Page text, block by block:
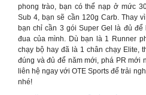
phong trào, bạn có thể nạp ở mức
Sub 4, bạn sẽ cần 120g Carb. Thay
bạn chỉ cần 3 gói Super Gel là đủ
đua của mình. Dù bạn là 1 Runner
chạy bộ hay đã là 1 chân chạy Elite,
đúng và đủ để năm mới, phá PR mới
liên hệ ngay với OTE Sports để trải
nhé!